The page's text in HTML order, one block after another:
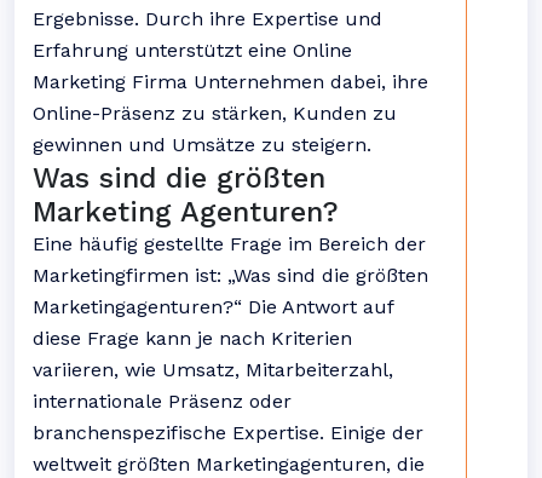
Ergebnisse. Durch ihre Expertise und
Erfahrung unterstützt eine Online
Marketing Firma Unternehmen dabei, ihre
Online-Präsenz zu stärken, Kunden zu
gewinnen und Umsätze zu steigern.
Was sind die größten
Marketing Agenturen?
Eine häufig gestellte Frage im Bereich der
Marketingfirmen ist: „Was sind die größten
Marketingagenturen?“ Die Antwort auf
diese Frage kann je nach Kriterien
variieren, wie Umsatz, Mitarbeiterzahl,
internationale Präsenz oder
branchenspezifische Expertise. Einige der
weltweit größten Marketingagenturen, die